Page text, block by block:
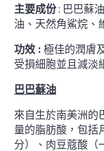
主要成份: 巴巴蘇
油、天然角鯊烷、
功效 : 極佳的潤膚
受損細胞並且減淡
巴巴蘇油
來自生於南美洲的
量的脂肪酸，包括
分）、肉豆蔻酸（